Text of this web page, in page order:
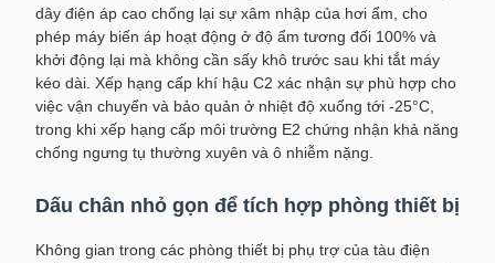
dây điện áp cao chống lại sự xâm nhập của hơi ẩm, cho
phép máy biến áp hoạt động ở độ ẩm tương đối 100% và
khởi động lại mà không cần sấy khô trước sau khi tắt máy
kéo dài. Xếp hạng cấp khí hậu C2 xác nhận sự phù hợp cho
việc vận chuyển và bảo quản ở nhiệt độ xuống tới -25°C,
trong khi xếp hạng cấp môi trường E2 chứng nhận khả năng
chống ngưng tụ thường xuyên và ô nhiễm nặng.
Dấu chân nhỏ gọn để tích hợp phòng thiết bị
Không gian trong các phòng thiết bị phụ trợ của tàu điện